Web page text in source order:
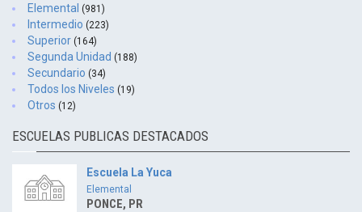
Elemental (981)
Intermedio (223)
Superior (164)
Segunda Unidad (188)
Secundario (34)
Todos los Niveles (19)
Otros (12)
ESCUELAS PUBLICAS DESTACADOS
Escuela La Yuca
Elemental
PONCE, PR